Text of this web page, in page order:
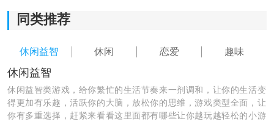
同类推荐
休闲益智 休闲 恋爱 趣味
休闲益智
休闲益智类游戏，给你繁忙的生活节奏来一剂调和，让你的生活变
得更加有乐趣，活跃你的大脑，放松你的思维，游戏类型全面，让
你有多重选择，赶紧来看看这里面都有哪些让你越玩越轻松的小游